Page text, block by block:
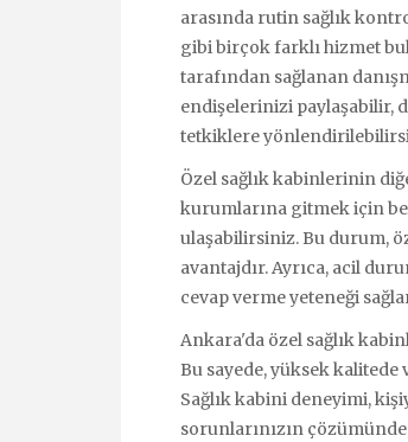
arasında rutin sağlık
gibi birçok farklı hizmet
tarafından sağlanan
endişelerinizi paylaşabilir,
tetkiklere
Özel sağlık kabinlerinin
kurumlarına gitmek için
ulaşabilirsiniz. Bu durum,
avantajdır. Ayrıca, acil
cevap verme yeteneği
Ankara'da özel sağlık
Bu sayede, yüksek kalitede
Sağlık kabini deneyimi,
sorunlarınızın